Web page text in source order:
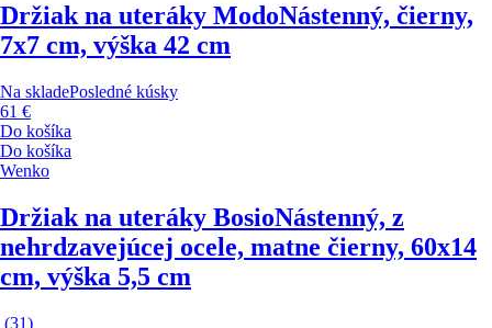
Držiak na uteráky ModoNástenný, čierny,
7x7 cm, výška 42 cm
Na skladePosledné kúsky
61 €
Do košíka
Do košíka
Wenko
Držiak na uteráky BosioNástenný, z
nehrdzavejúcej ocele, matne čierny, 60x14
cm, výška 5,5 cm
(31)